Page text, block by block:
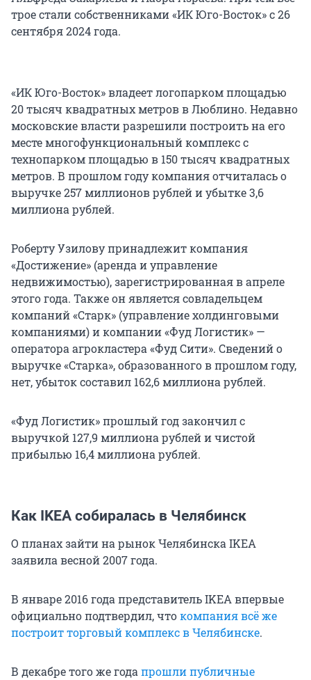
трое стали собственниками «ИК Юго-Восток» с 26
сентября 2024 года.
«ИК Юго-Восток» владеет логопарком площадью
20 тысяч квадратных метров в Люблино. Недавно
московские власти разрешили построить на его
месте многофункциональный комплекс с
технопарком площадью в 150 тысяч квадратных
метров. В прошлом году компания отчиталась о
выручке 257 миллионов рублей и убытке 3,6
миллиона рублей.
Роберту Узилову принадлежит компания
«Достижение» (аренда и управление
недвижимостью), зарегистрированная в апреле
этого года. Также он является совладельцем
компаний «Старк» (управление холдинговыми
компаниями) и компании «Фуд Логистик» —
оператора агрокластера «Фуд Сити». Сведений о
выручке «Старка», образованного в прошлом году,
нет, убыток составил 162,6 миллиона рублей.
«Фуд Логистик» прошлый год закончил с
выручкой 127,9 миллиона рублей и чистой
прибылью 16,4 миллиона рублей.
Как IKEA собиралась в Челябинск
О планах зайти на рынок Челябинска IKEA
заявила весной 2007 года.
В январе 2016 года представитель IKEA впервые
официально подтвердил, чтокомпания всё же
построит торговый комплекс в Челябинске.
В декабре того же годапрошли публичные